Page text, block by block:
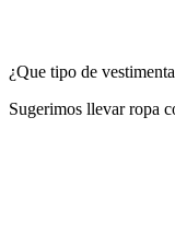
¿Que tipo de
Sugerimos llevar ropa